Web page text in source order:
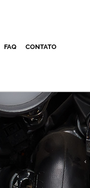
FAQ CONTATO